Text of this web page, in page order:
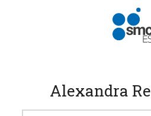
Pasar al contenido principal
Alexandra